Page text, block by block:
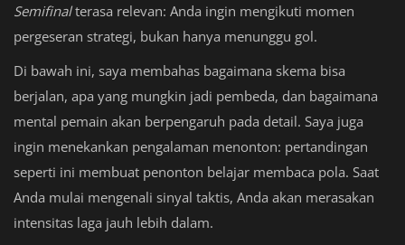
Semifinalterasa relevan: Anda ingin mengikuti momen
pergeseran strategi, bukan hanya menunggu gol.
Di bawah ini, saya membahas bagaimana skema bisa
berjalan, apa yang mungkin jadi pembeda, dan bagaimana
mental pemain akan berpengaruh pada detail. Saya juga
ingin menekankan pengalaman menonton: pertandingan
seperti ini membuat penonton belajar membaca pola. Saat
Anda mulai mengenali sinyal taktis, Anda akan merasakan
intensitas laga jauh lebih dalam.